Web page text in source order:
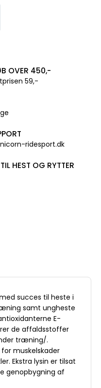
OVER 450,-
59,-
ridesport.dk
HEST OG RYTTER
succes til heste i
samt ungheste
E-
de affaldsstoffer
træning/.
muskelskader
Ekstra lysin er tilsat
genopbygning af